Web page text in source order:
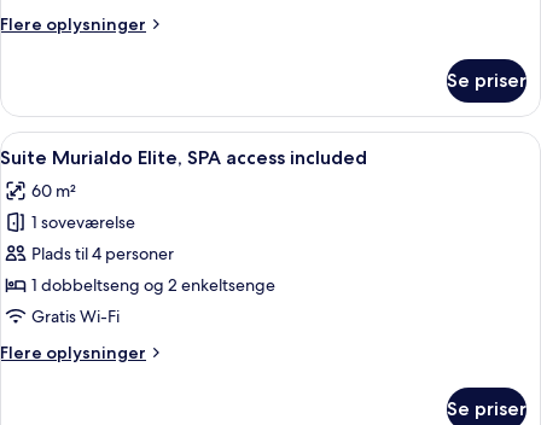
View,
included
Flere oplysninger
Flere
Double
or
Twin
Park
View,
access
included
Se priser
Indlæs
alle
billeder
af
Suite
Murialdo
Elite,
access
Et moderne hotelværelse med et
6
Suite Murialdo Elite, SPA access included
60 m²
1 soveværelse
Plads til 4 personer
1 dobbeltseng og 2 enkeltsenge
Gratis Wi-Fi
Flere oplysninger
Flere
Se priser